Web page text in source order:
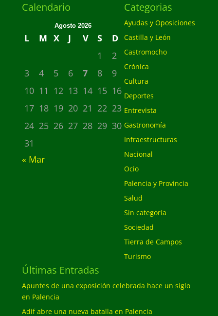
Calendario
Agosto 2026
L M X J V S
D
1
2
3
4 5 6 7 8
9
10 11 12 13 14 15 16
17 18 19 20 21 22 23
24 25 26 27 28 29 30
31
« Mar
Categorias
Ayudas y Oposiciones
Castilla y León
Castromocho
Crónica
Cultura
Deportes
Entrevista
Gastronomía
Infraestructuras
Nacional
Ocio
Palencia y Provincia
Salud
Sin categoría
Sociedad
Tierra de Campos
Turismo
Últimas Entradas
Apuntes de una exposición celebrada hace un siglo
en Palencia
Adif abre una nueva batalla en Palencia